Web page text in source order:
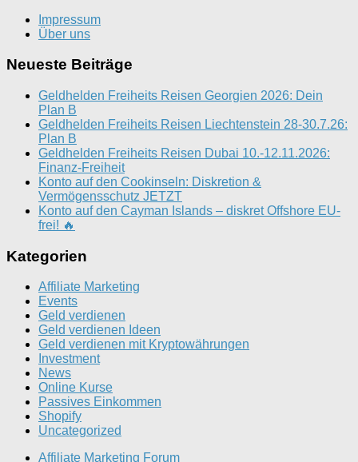
Impressum
Über uns
Neueste Beiträge
Geldhelden Freiheits Reisen Georgien 2026: Dein
Plan B
Geldhelden Freiheits Reisen Liechtenstein 28-30.7.26:
Plan B
Geldhelden Freiheits Reisen Dubai 10.-12.11.2026:
Finanz-Freiheit
Konto auf den Cookinseln: Diskretion &
Vermögensschutz JETZT
Konto auf den Cayman Islands – diskret Offshore EU-
frei! 🔥
Kategorien
Affiliate Marketing
Events
Geld verdienen
Geld verdienen Ideen
Geld verdienen mit Kryptowährungen
Investment
News
Online Kurse
Passives Einkommen
Shopify
Uncategorized
Affiliate Marketing Forum